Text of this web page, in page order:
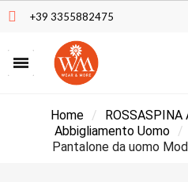
+39 3355882475
Home
ROSSASPINA
Abbigliamento Uomo
Pantalone da uomo